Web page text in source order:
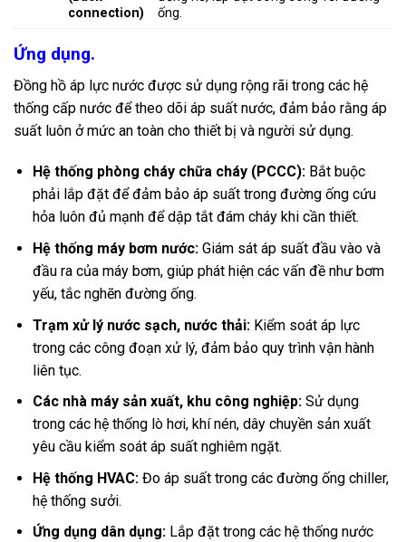
connection)
ống.
Ứng dụng.
Đồng hồ áp lực nước được sử dụng rộng rãi trong các hệ
thống cấp nước để theo dõi áp suất nước, đảm bảo rằng áp
suất luôn ở mức an toàn cho thiết bị và người sử dụng.
Hệ thống phòng cháy chữa cháy (PCCC):Bắt buộc
phải lắp đặt để đảm bảo áp suất trong đường ống cứu
hỏa luôn đủ mạnh để dập tắt đám cháy khi cần thiết.
Hệ thống máy bơm nước:Giám sát áp suất đầu vào và
đầu ra của máy bơm, giúp phát hiện các vấn đề như bơm
yếu, tắc nghẽn đường ống.
Trạm xử lý nước sạch, nước thải:Kiểm soát áp lực
trong các công đoạn xử lý, đảm bảo quy trình vận hành
liên tục.
Các nhà máy sản xuất, khu công nghiệp:Sử dụng
trong các hệ thống lò hơi, khí nén, dây chuyền sản xuất
yêu cầu kiểm soát áp suất nghiêm ngặt.
Hệ thống HVAC:Đo áp suất trong các đường ống chiller,
hệ thống sưởi.
Ứng dụng dân dụng:Lắp đặt trong các hệ thống nước